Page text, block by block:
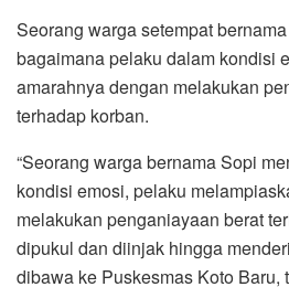
Seorang warga setempat
bagaimana pelaku dalam kondisi
amarahnya dengan melakukan
terhadap korban.
“Seorang warga bernama Sopi
kondisi emosi, pelaku
melakukan penganiayaan berat
dipukul dan diinjak hingga
dibawa ke Puskesmas Koto Baru,